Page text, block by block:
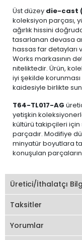
Üst düzey die-cast
koleksiyon parçası,
ağırlık hissini
tasarlanan devasa
hassas far detayları
Works markasının
niteliktedir. Ürün,
iyi şekilde
kaidesiyle birlikte
T64-TL017-AG
yetişkin
kültürü takipçileri
parçadır. Modifiye
minyatür boyutlara
konuşulan
Üretici/İthalatçı
Taksitler
Yorumlar